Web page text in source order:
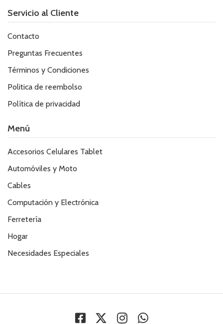
Servicio al Cliente
Contacto
Preguntas Frecuentes
Términos y Condiciones
Politica de reembolso
Política de privacidad
Menú
Accesorios Celulares Tablet
Automóviles y Moto
Cables
Computación y Electrónica
Ferretería
Hogar
Necesidades Especiales